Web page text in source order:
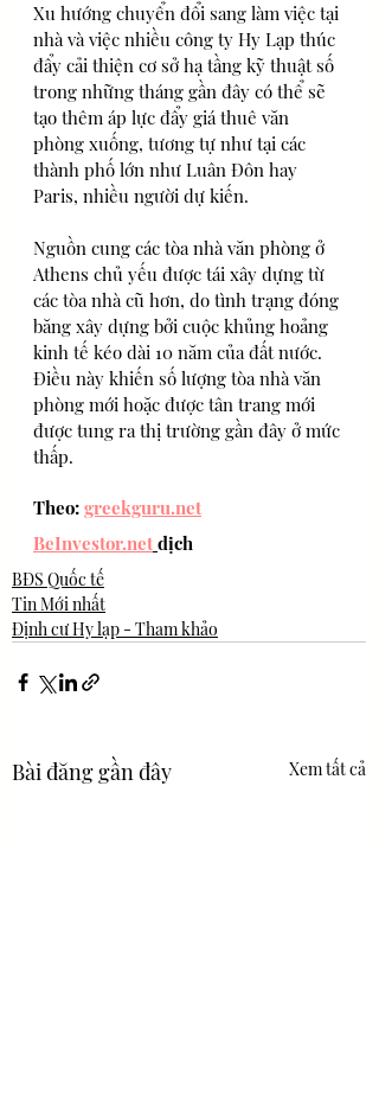
Xu hướng chuyển đổi sang làm việc tại
nhà và việc nhiều công ty Hy Lạp thúc
đẩy cải thiện cơ sở hạ tầng kỹ thuật số
trong những tháng gần đây có thể sẽ
tạo thêm áp lực đẩy giá thuê văn
phòng xuống, tương tự như tại các
thành phố lớn như Luân Đôn hay
Paris, nhiều người dự kiến.
Nguồn cung các tòa nhà văn phòng ở
Athens chủ yếu được tái xây dựng từ
các tòa nhà cũ hơn, do tình trạng đóng
băng xây dựng bởi cuộc khủng hoảng
kinh tế kéo dài 10 năm của đất nước.
Điều này khiến số lượng tòa nhà văn
phòng mới hoặc được tân trang mới
được tung ra thị trường gần đây ở mức
thấp.
Theo: greekguru.net
BeInvestor.net dịch
BĐS Quốc tế
Tin Mới nhất
Định cư Hy lạp - Tham khảo
Bài đăng gần đây Xem tất cả